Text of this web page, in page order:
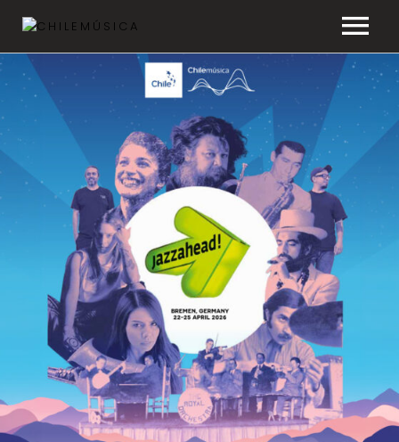
CHILEMÚSICA
NOTICIAS
EFEMÉRIDES
PLAYLISTS
ESTUDIOS
FAQ
TRANSPARENCIA